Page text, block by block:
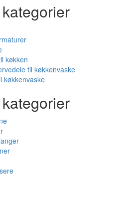
køkken
til køkkenvaske
køkkenvaske